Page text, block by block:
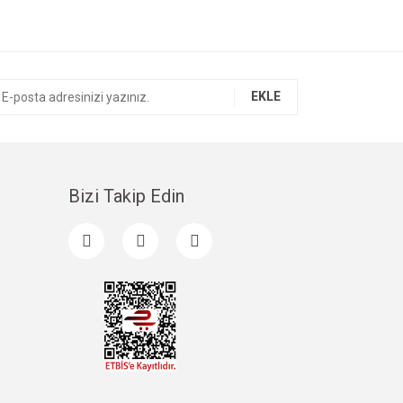
EKLE
Bizi Takip Edin